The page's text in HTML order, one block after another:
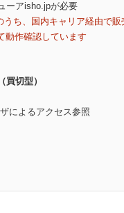
ーアisho.jpが必要
ち、国内キャリア経由で販
動作確認しています
買切型）
によるアクセス参照